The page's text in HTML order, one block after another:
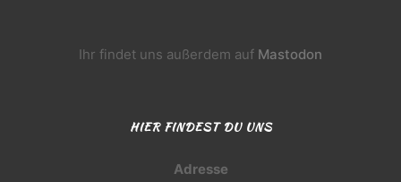
Ihr findet uns außerdem auf Mastodon
HIER FINDEST DU UNS
Adresse